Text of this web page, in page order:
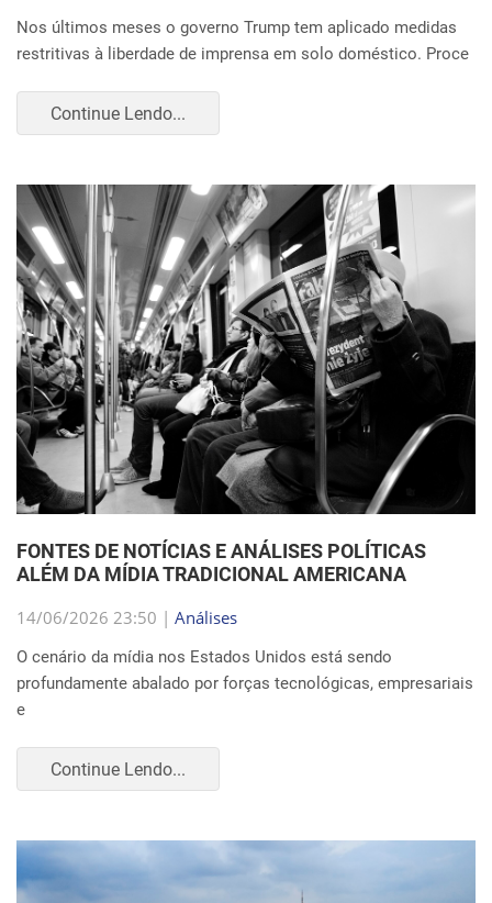
Nos últimos meses o governo Trump tem aplicado medidas
restritivas à liberdade de imprensa em solo doméstico. Proce
Continue Lendo...
FONTES DE NOTÍCIAS E ANÁLISES POLÍTICAS
ALÉM DA MÍDIA TRADICIONAL AMERICANA
14/06/2026 23:50 | Análises
O cenário da mídia nos Estados Unidos está sendo
profundamente abalado por forças tecnológicas, empresariais
e
Continue Lendo...